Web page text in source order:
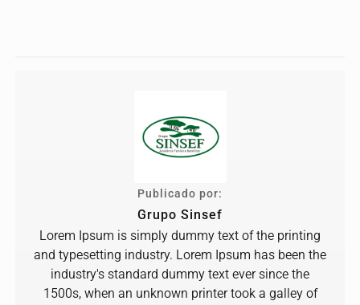
Publicado por:
Grupo Sinsef
Lorem Ipsum is simply dummy text of the printing
and typesetting industry. Lorem Ipsum has been the
industry's standard dummy text ever since the
1500s, when an unknown printer took a galley of